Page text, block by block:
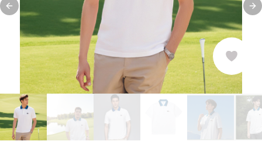
Previous slide